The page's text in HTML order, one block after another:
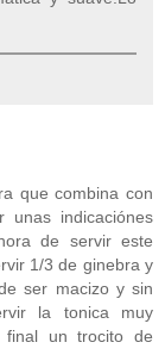
que combina con
unas indicaciónes
de servir este
1/3 de ginebra y
ser macizo y sin
la tonica muy
final un trocito de